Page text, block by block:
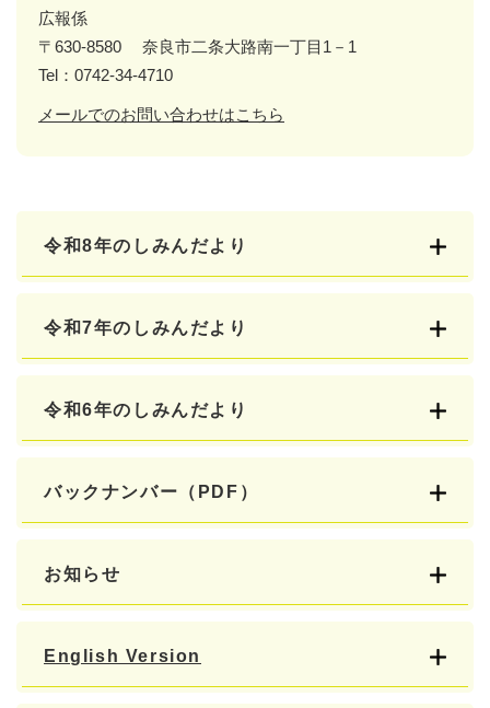
広報係
〒630-8580
奈良市二条大路南一丁目1－1
Tel：0742-34-4710
メールでのお問い合わせはこちら
令和8年のしみんだより
令和7年のしみんだより
令和6年のしみんだより
バックナンバー（PDF）
お知らせ
English Version